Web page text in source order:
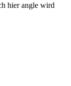
hier angle wird